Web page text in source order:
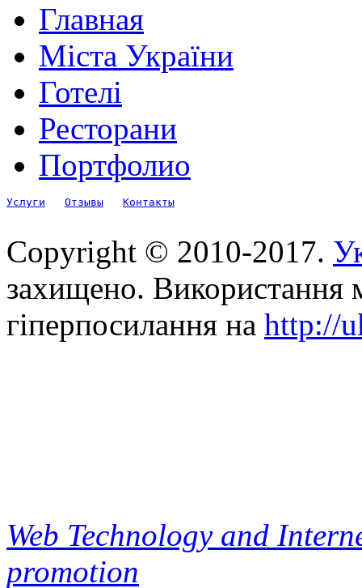
Главная
Міста України
Готелі
Ресторани
Портфолио
Услуги Отзывы Контакты
Copyright © 2010-2017.
захищено. Використання
гіперпосилання на http://
Web Technology and
promotion